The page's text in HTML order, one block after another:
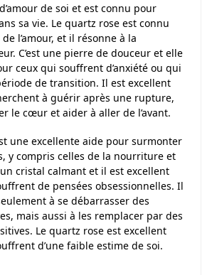
de soi et est connu pour
sa vie. Le quartz rose est connu
l’amour, et il résonne à la
C’est une pierre de douceur et elle
ceux qui souffrent d’anxiété ou qui
de transition. Il est excellent
à guérir après une rupture,
le cœur et aider à aller de l’avant.
une excellente aide pour surmonter
y compris celles de la nourriture et
un cristal calmant et il est excellent
de pensées obsessionnelles. Il
à se débarrasser des
mais aussi à les remplacer par des
Le quartz rose est excellent
d’une faible estime de soi.